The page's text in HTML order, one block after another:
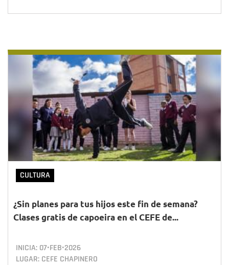
CULTURA
¿Sin planes para tus hijos este fin de semana?
Clases gratis de capoeira en el CEFE de...
INICIA: 07•FEB•2026
LUGAR: CEFE CHAPINERO